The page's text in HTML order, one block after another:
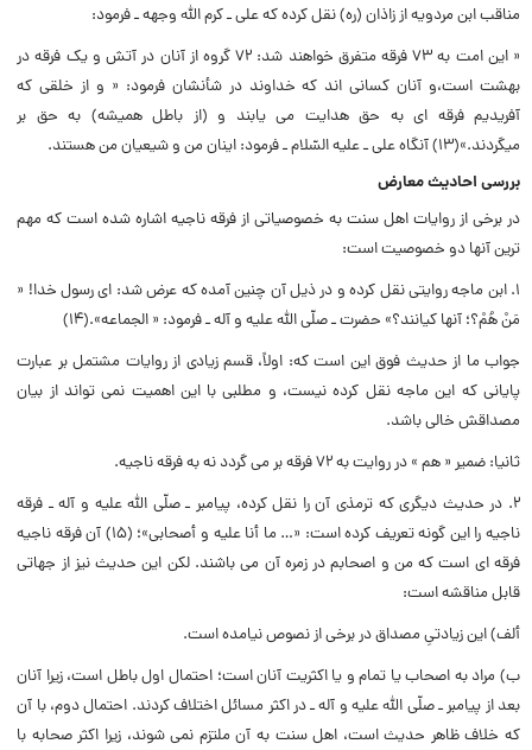
مناقب ابن مردویه از زاذان (ره) نقل کرده که على ـ کرم الله وجهه ـ فرمود:
« این امت به ۷۳ فرقه متفرق خواهند شد: ۷۲ گروه از آنان در آتش و یک فرقه در
بهشت است،و آنان کسانى اند که خداوند در شأنشان فرمود: « و از خلقى که
آفریدیم فرقه اى به حق هدایت مى یابند و (از باطل همیشه) به حق بر
میگردند.»(۱۳) آنگاه على ـ علیه السّلام ـ فرمود: اینان من و شیعیان من هستند.
بررسى احادیث معارض
در برخى از روایات اهل سنت به خصوصیاتى از فرقه ناجیه اشاره شده است که مهم
ترین آنها دو خصوصیت است:
۱. ابن ماجه روایتى نقل کرده و در ذیل آن چنین آمده که عرض شد: اى رسول خدا! «
مَنْ هُمْ؟؛ آنها کیانند؟» حضرت ـ صلّى الله علیه و آله ـ فرمود: « الجماعه».(۱۴)
جواب ما از حدیث فوق این است که: اولاً، قسم زیادى از روایات مشتمل بر عبارت
پایانى که این ماجه نقل کرده نیست، و مطلبى با این اهمیت نمى تواند از بیان
مصداقش خالى باشد.
ثانیا: ضمیر « هم » در روایت به ۷۲ فرقه بر مى گردد نه به فرقه ناجیه.
۲. در حدیث دیگرى که ترمذى آن را نقل کرده، پیامبر ـ صلّى الله علیه و آله ـ فرقه
ناجیه را این گونه تعریف کرده است: «… ما أنا علیه و أصحابى»؛ (۱۵) آن فرقه ناجیه
فرقه اى است که من و اصحابم در زمره آن مى باشند. لکن این حدیث نیز از جهاتى
قابل مناقشه است:
ألف) این زیادتیِ مصداق در برخى از نصوص نیامده است.
ب) مراد به اصحاب یا تمام و یا اکثریت آنان است؛ احتمال اول باطل است، زیرا آنان
بعد از پیامبر ـ صلّى الله علیه و آله ـ در اکثر مسائل اختلاف کردند. احتمال دوم، با آن
که خلاف ظاهر حدیث است، اهل سنت به آن ملتزم نمى شوند، زیرا اکثر صحابه با